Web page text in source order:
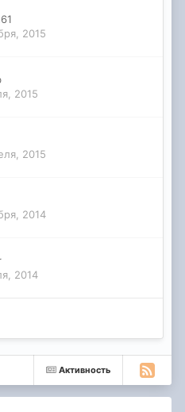
2015
2015
2015
2014
2014
Активность